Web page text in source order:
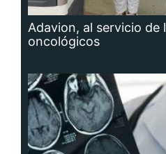
Adavion, al servicio de
oncológicos